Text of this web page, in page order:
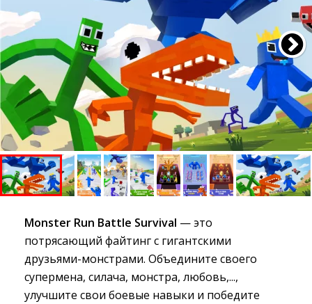
Monster Run Battle Survival — это
потрясающий файтинг с гигантскими
друзьями-монстрами. Объедините своего
супермена, силача, монстра, любовь,...,
улучшите свои боевые навыки и победите